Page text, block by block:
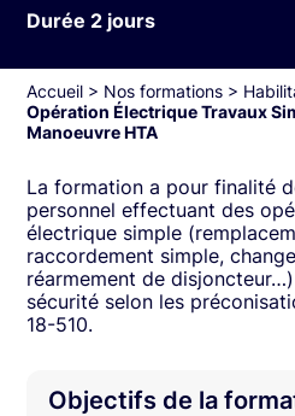
Durée 2 jours
Accueil > Nos formations >
Opération Électrique Travaux
Manoeuvre HTA
La formation a pour finalité
personnel effectuant des
électrique simple
raccordement simple,
réarmement de
sécurité selon les
18-510.
Objectifs de la